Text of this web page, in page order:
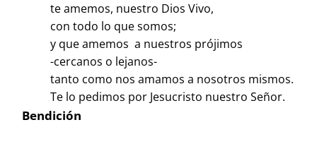
te amemos, nuestro Dios Vivo,
con todo lo que somos;
y que amemos a nuestros prójimos
-cercanos o lejanos-
tanto como nos amamos a nosotros mismos.
Te lo pedimos por Jesucristo nuestro Señor.
Bendición